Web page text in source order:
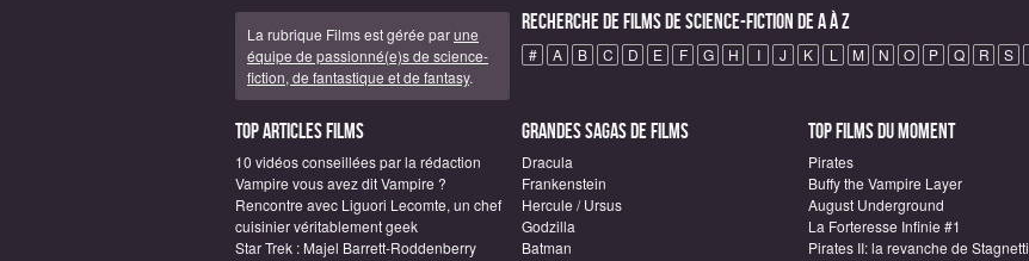
La rubrique Films est gérée parune
équipe de passionné(e)s de science-
fiction, de fantastique et de fantasy.
Recherche de Films de science-fiction de A à Z
# A B C D E F G H I J K L M N O P Q R S
Top articles Films
10 vidéos conseillées par la rédaction
Vampire vous avez dit Vampire ?
Rencontre avec Liguori Lecomte, un chef
cuisinier véritablement geek
Star Trek : Majel Barrett-Roddenberry
Grandes sagas de Films
Dracula
Frankenstein
Hercule / Ursus
Godzilla
Batman
Top Films du moment
Pirates
Buffy the Vampire Layer
August Underground
La Forteresse Infinie #1
Pirates II: la revanche de Stagnetti